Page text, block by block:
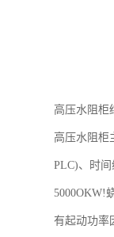
高压水阻柜
高压水阻柜
PLC)、时
5000OKW!
有起动功率